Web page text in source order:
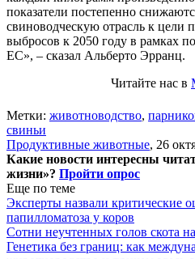
показатели постепенно
свиноводческую отрасль к цели
выбросов к 2050 году в рамках
ЕС», – сказал Альберто Эрранц.
Читайте нас в
Метки: животноводство,
свиньи
Продуктивные животные, 26
Какие новости интересны
жизни»? Пройти опрос
Еще по теме
Эксперты назвали критические
папилломатоза у коров
Сотни неучтенных голов скота
Генетика без границ: как